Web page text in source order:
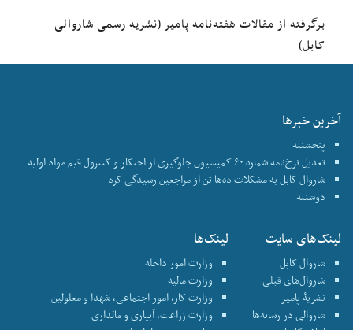
برگرفته از مقالات هفته‌نامه پامیر (نشریه رسمی شاروالی
کابل)
آخرین خبرها
پنجشنبه
تعدیل نرخ‌نامه شماره ۶۰ کمیسیون جلوگیری از احتکار و کنترول قیم مواد اولیه
شاروال کابل به مشکلات ده‌ها تن از مراجعین رسیدگی کرد
دوشنبه
لینک‌های سایت
شاروال کابل
شاروال‌های قبلی
نشریۀ پامیر
شاروالی در رسانه‌ها
لینک‌ها
وزارت امور داخله
وزارت مالیه
وزارت کار، امور اجتماعی، شهدا و معلولین
وزارت زراعت، آبیاری و مالداری